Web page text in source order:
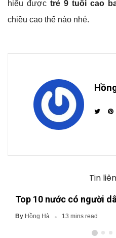
hiểu được trẻ 9 tuổi cao
chiều cao thế nào nhé.
Tin
Top 10 nước có người
By Hồng Hà 13 mins read